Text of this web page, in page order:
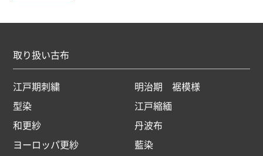
取り扱い古布
江戸期刺繍
明治期 裾模様
型染
江戸縮緬
和更紗
丹波布
ヨーロッパ更紗
藍染